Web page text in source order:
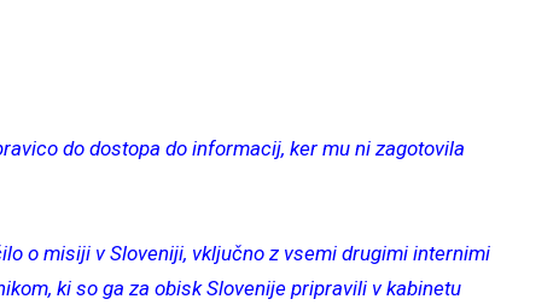
do dostopa do informacij, ker mu ni zagotovila
o misiji v Sloveniji, vključno z vsemi drugimi internimi
ki so ga za obisk Slovenije pripravili v kabinetu